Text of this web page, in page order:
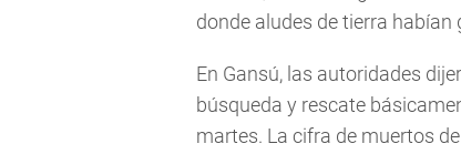
donde aludes de tierra
En Gansú, las autoridades
búsqueda y rescate
martes. La cifra de muertos